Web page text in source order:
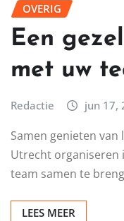
OVERIG
Een
met uw
Redactie jun 17,
Samen genieten van
Utrecht organiseren
team samen te
LEES MEER